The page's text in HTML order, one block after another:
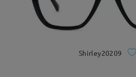
Shirley20209